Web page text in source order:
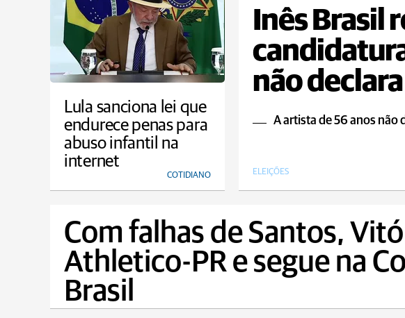
Inês Brasil
não
A artista de 56 anos não
ELEIÇÕES
Lula sanciona lei que
endurece penas para
abuso infantil na
internet
COTIDIANO
Com falhas de Santos,
Athletico-PR e segue na
Brasil